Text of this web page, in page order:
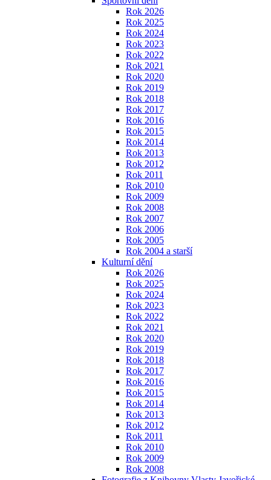
Rok 2026
Rok 2025
Rok 2024
Rok 2023
Rok 2022
Rok 2021
Rok 2020
Rok 2019
Rok 2018
Rok 2017
Rok 2016
Rok 2015
Rok 2014
Rok 2013
Rok 2012
Rok 2011
Rok 2010
Rok 2009
Rok 2008
Rok 2007
Rok 2006
Rok 2005
Rok 2004 a starší
Kulturní dění
Rok 2026
Rok 2025
Rok 2024
Rok 2023
Rok 2022
Rok 2021
Rok 2020
Rok 2019
Rok 2018
Rok 2017
Rok 2016
Rok 2015
Rok 2014
Rok 2013
Rok 2012
Rok 2011
Rok 2010
Rok 2009
Rok 2008